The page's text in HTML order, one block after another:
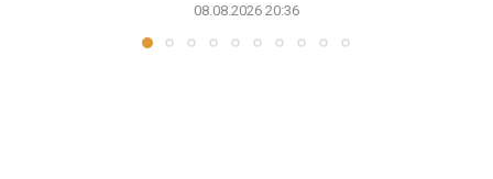
08.08.2026 20:36